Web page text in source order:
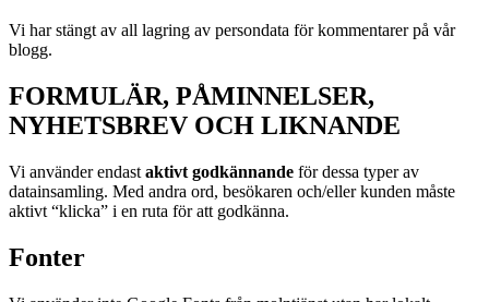
Vi har stängt av all lagring av persondata för kommentarer på vår
blogg.
FORMULÄR, PÅMINNELSER,
NYHETSBREV OCH LIKNANDE
Vi använder endast aktivt godkännande för dessa typer av
datainsamling. Med andra ord, besökaren och/eller kunden måste
aktivt “klicka” i en ruta för att godkänna.
Fonter